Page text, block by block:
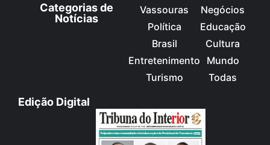
Categorias de
Notícias
Vassouras
Política
Brasil
Entretenimento
Turismo
Negócios
Educação
Cultura
Mundo
Todas
Edição Digital